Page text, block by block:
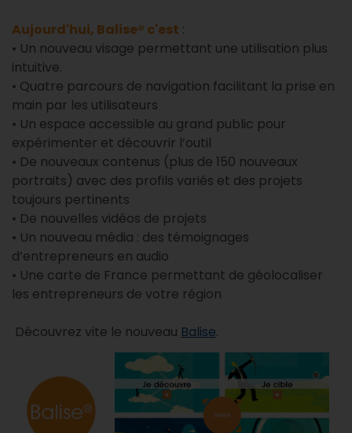
Aujourd'hui, Balise® c'est :
• Un nouveau visage permettant une utilisation plus
intuitive.
• Quatre parcours de navigation facilitant la prise en
main par les utilisateurs
• Un espace accessible au grand public pour
expérimenter et découvrir l’outil
• De nouveaux contenus (plus de 150 nouveaux
portraits) avec des profils variés et des projets
toujours pertinents
• De nouvelles vidéos de projets
• Un nouveau média : des témoignages
d’entrepreneurs en audio
• Une carte de France permettant de géolocaliser
les entrepreneurs de votre région
Découvrez vite le nouveau Balise.